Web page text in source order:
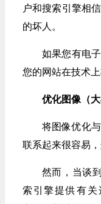
户和搜索引擎相
的坏人。
如果您有电
您的网站在技术
优化图像（
将图像优化
联系起来很容易
然而，当谈
索引擎提供有